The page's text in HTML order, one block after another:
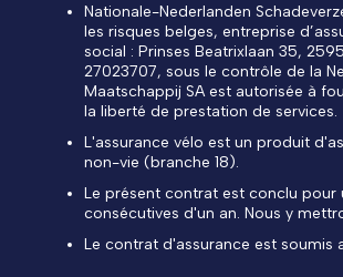
Nationale-Nederlanden
les risques belges, entreprise
social : Prinses Beatrixlaan 35,
27023707, sous le contrôle de la
Maatschappij SA est autorisée à
la liberté de prestation de services.
L'assurance vélo est un produit
non-vie (branche 18).
Le présent contrat est conclu pour
consécutives d'un an. Nous y
Le contrat d'assurance est soumis